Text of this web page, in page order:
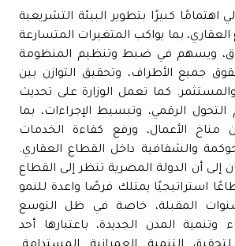
اهتمامًا كبيرًا بتطوير البيئة التشريعية
بما يواكب المتغيرات المتسارعة
ويسهم في ضبط وتنظيم المنظومة
جميع الأطراف، وتحقيق التوازن بين
كما تعمل الوزارة على تحديث
الرقمي، وتبسيط الإجراءات، بما
الأعمال، ورفع كفاءة الخدمات
والشفافية داخل القطاع العقاري.
إلى أن الدولة المصرية تنظر إلى القطاع
استراتيجيًا يمتلك فرصًا واعدة للنمو
المقبلة، خاصة في ظل التوسع
المدن الجديدة، باعتبارها أحد